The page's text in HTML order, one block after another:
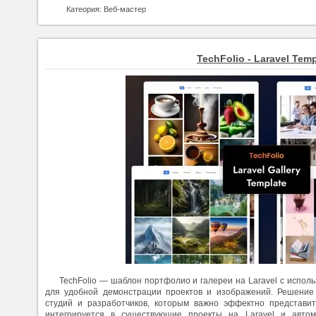
Катеория: Веб-мастер
TechFolio - Laravel
TechFolio — шаблон портфолио и галереи на Laravel с
для удобной демонстрации проектов и изображений.
студий и разработчиков, которым важно эффектно